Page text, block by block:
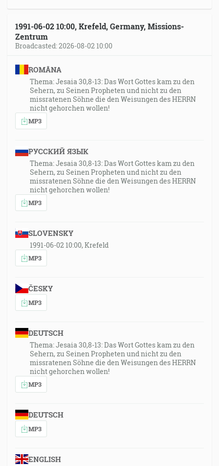
1991-06-02 10:00, Krefeld, Germany, Missions-
Zentrum
Broadcasted: 2026-08-02 10:00
ROMÂNA
Thema: Jesaia 30,8-13: Das Wort Gottes kam zu den
Sehern, zu Seinen Propheten und nicht zu den
missratenen Söhne die den Weisungen des HERRN
nicht gehorchen wollen!
MP3
РУССКИЙ ЯЗЫК
Thema: Jesaia 30,8-13: Das Wort Gottes kam zu den
Sehern, zu Seinen Propheten und nicht zu den
missratenen Söhne die den Weisungen des HERRN
nicht gehorchen wollen!
MP3
SLOVENSKY
1991-06-02 10:00, Krefeld
MP3
ČESKY
MP3
DEUTSCH
Thema: Jesaia 30,8-13: Das Wort Gottes kam zu den
Sehern, zu Seinen Propheten und nicht zu den
missratenen Söhne die den Weisungen des HERRN
nicht gehorchen wollen!
MP3
DEUTSCH
MP3
ENGLISH